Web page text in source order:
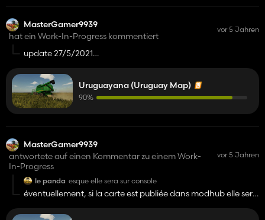
MasterGamer9939
hat ein Work-In-Progress kommentiert
vor 5 Jahren
update 27/5/2021
forestry zone has been deleted, a small town added, and a
huge list of etc, the map is 70-80% completed!
Uruguayana (Uruguay Map)
90%
MasterGamer9939
antwortete auf einen Kommentar zu einem Work-
In-Progress
vor 5 Jahren
le panda esque elle sera sur console
éventuellement, si la carte est publiée dans modhub elle sera
carte est moins puissant qu'une ps4